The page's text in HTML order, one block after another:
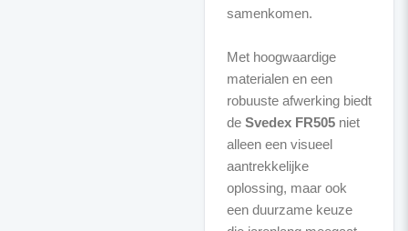
samenkomen.
Met hoogwaardige
materialen en een
robuuste afwerking biedt
de Svedex FR505niet
alleen een visueel
aantrekkelijke
oplossing, maar ook
een duurzame keuze